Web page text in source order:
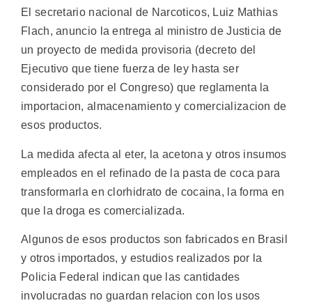
El secretario nacional de Narcoticos, Luiz Mathias
Flach, anuncio la entrega al ministro de Justicia de
un proyecto de medida provisoria (decreto del
Ejecutivo que tiene fuerza de ley hasta ser
considerado por el Congreso) que reglamenta la
importacion, almacenamiento y comercializacion de
esos productos.
La medida afecta al eter, la acetona y otros insumos
empleados en el refinado de la pasta de coca para
transformarla en clorhidrato de cocaina, la forma en
que la droga es comercializada.
Algunos de esos productos son fabricados en Brasil
y otros importados, y estudios realizados por la
Policia Federal indican que las cantidades
involucradas no guardan relacion con los usos